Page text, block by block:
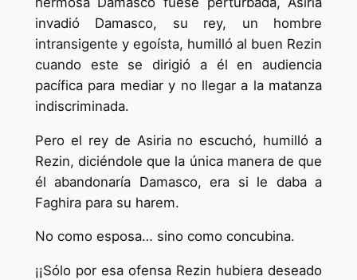
invadió Damasco, su rey, un hombre
intransigente y egoísta, humilló al buen Rezin
cuando este se dirigió a él en audiencia
pacífica para mediar y no llegar a la matanza
indiscriminada.
Pero el rey de Asiria no escuchó, humilló a
Rezin, diciéndole que la única manera de que
él abandonaría Damasco, era si le daba a
Faghira para su harem.
No como esposa… sino como concubina.
¡¡Sólo por esa ofensa Rezin hubiera deseado